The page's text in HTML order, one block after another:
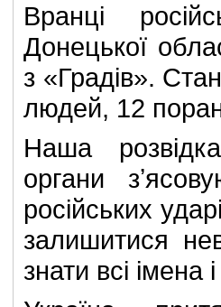
Вранці
Донецької
з «Градів».
людей, 12
Наша
органи
російських
залишитися
знати всі імена